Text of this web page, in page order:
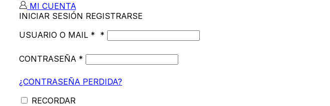
MI CUENTA
INICIAR SESIÓN REGISTRARSE
USUARIO O MAIL * *
CONTRASEÑA *
¿CONTRASEÑA PERDIDA?
RECORDAR